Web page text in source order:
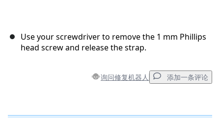
Use your screwdriver to remove the 1 mm Phillips
head screw and release the strap.
询问修复机器人 添加一条评论